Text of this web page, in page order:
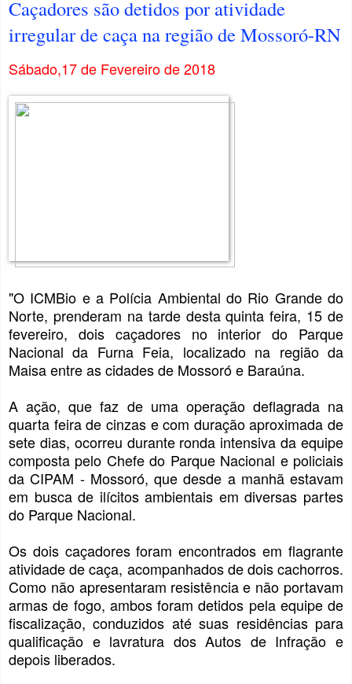
Caçadores são detidos por atividade
irregular de caça na região de Mossoró-RN
Sábado,17 de Fevereiro de 2018
"O ICMBio e a Polícia Ambiental do Rio Grande do
Norte, prenderam na tarde desta quinta feira, 15 de
fevereiro, dois caçadores no interior do Parque
Nacional da Furna Feia, localizado na região da
Maisa entre as cidades de Mossoró e Baraúna.
A ação, que faz de uma operação deflagrada na
quarta feira de cinzas e com duração aproximada de
sete dias, ocorreu durante ronda intensiva da equipe
composta pelo Chefe do Parque Nacional e policiais
da CIPAM - Mossoró, que desde a manhã estavam
em busca de ilícitos ambientais em diversas partes
do Parque Nacional.
Os dois caçadores foram encontrados em flagrante
atividade de caça, acompanhados de dois cachorros.
Como não apresentaram resistência e não portavam
armas de fogo, ambos foram detidos pela equipe de
fiscalização, conduzidos até suas residências para
qualificação e lavratura dos Autos de Infração e
depois liberados.